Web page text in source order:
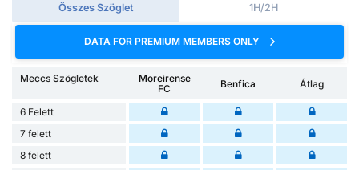
Összes Szöglet 1H/2H
DATA FOR PREMIUM MEMBERS ONLY
Meccs Szögletek
Moreirense
FC
Benfica Átlag
6 Felett
7 felett
8 felett